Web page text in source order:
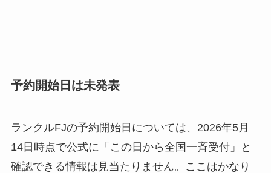
予約開始日は未発表
ランクルFJの予約開始日については、2026年5月
14日時点で公式に「この日から全国一斉受付」と
確認できる情報は見当たりません。ここはかなり